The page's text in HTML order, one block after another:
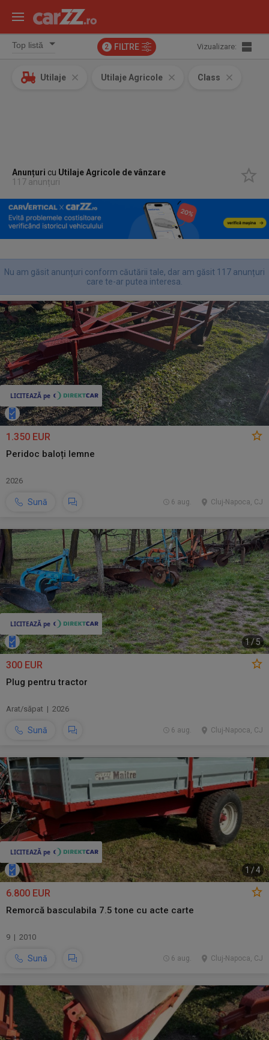
2 FILTRE Vizualizare:
Utilaje Utilaje Agricole Class
Anunțuri cu Utilaje Agricole de vânzare
117 anunțuri
Nu am găsit anunțuri conform căutării tale, dar am găsit 117 anunțuri
care te-ar putea interesa.
1.350 EUR
Peridoc baloți lemne
2026
Sună Cluj-Napoca, CJ
6 aug.
1 /5
300 EUR
Plug pentru tractor
Arat/săpat | 2026
Sună Cluj-Napoca, CJ
6 aug.
1 /4
6.800 EUR
Remorcă basculabila 7.5 tone cu acte carte
9 | 2010
Sună Cluj-Napoca, CJ
6 aug.